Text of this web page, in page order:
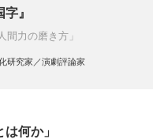
』
間力の磨き方」
研究家／演劇評論家
何か」